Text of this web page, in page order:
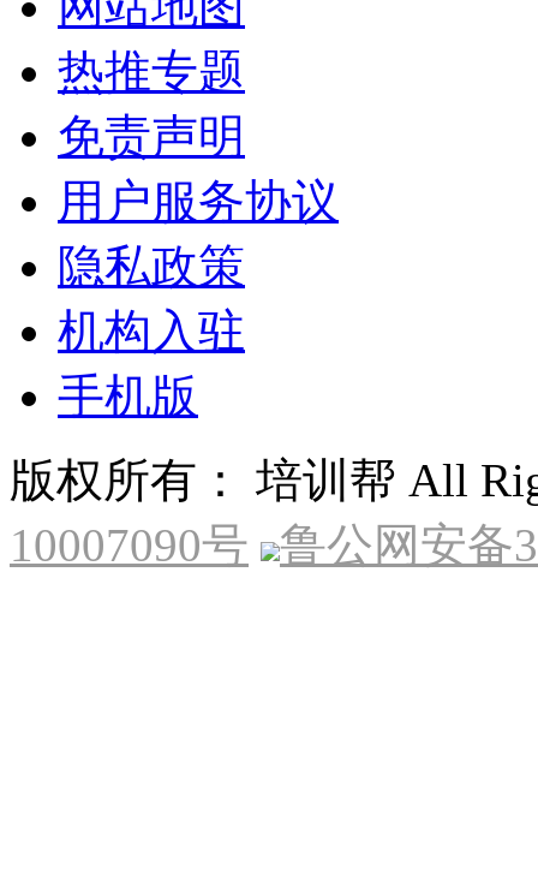
热推专题
免责声明
用户服务协议
隐私政策
机构入驻
手机版
版权所有： 培训帮 All
10007090号
鲁公网安备